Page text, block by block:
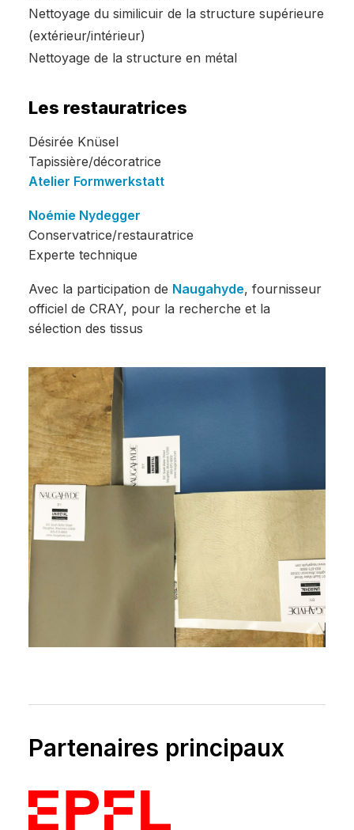
Nettoyage du similicuir de la structure supérieure
(extérieur/intérieur)
Nettoyage de la structure en métal
Les restauratrices
Désirée Knüsel
Tapissière/décoratrice
Atelier Formwerkstatt
Noémie Nydegger
Conservatrice/restauratrice
Experte technique
Avec la participation de Naugahyde, fournisseur
officiel de CRAY, pour la recherche et la
sélection des tissus
Partenaires principaux